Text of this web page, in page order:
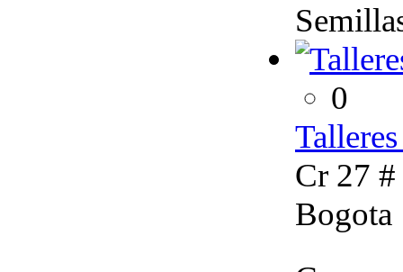
0
Cr 27
Bogota